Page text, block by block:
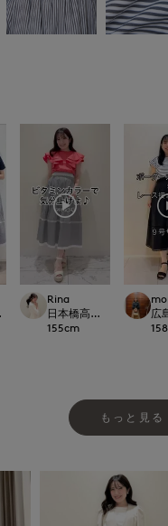
Rina
日本橋高島屋M Maglie
155cm
広
158
もっと見る